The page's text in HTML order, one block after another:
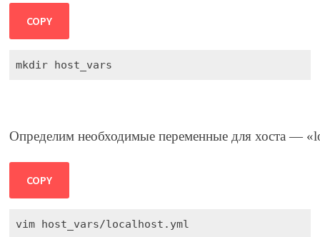
COPY
mkdir host_vars
Определим необходимые переменные для хоста —
COPY
vim host_vars/localhost.yml